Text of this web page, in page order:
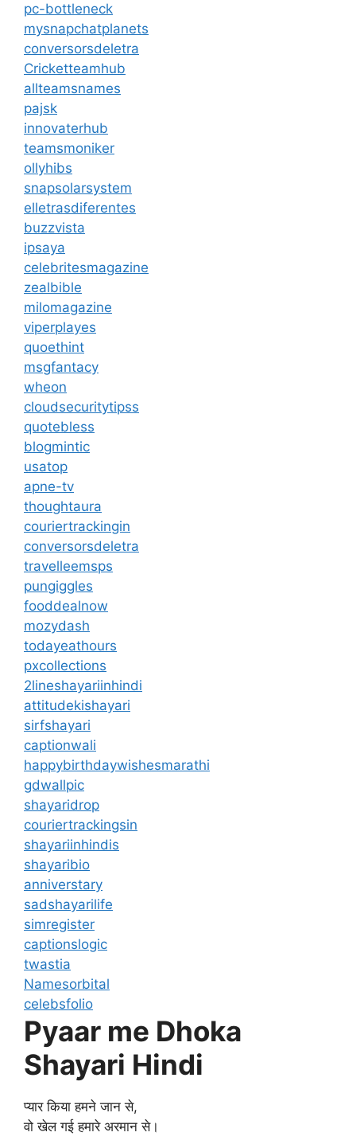
pc-bottleneck
mysnapchatplanets
conversorsdeletra
Cricketteamhub
allteamsnames
pajsk
innovaterhub
teamsmoniker
ollyhibs
snapsolarsystem
elletrasdiferentes
buzzvista
ipsaya
celebritesmagazine
zealbible
milomagazine
viperplayes
quoethint
msgfantacy
wheon
cloudsecuritytipss
quotebless
blogmintic
usatop
apne-tv
thoughtaura
couriertrackingin
conversorsdeletra
travelleemsps
pungiggles
fooddealnow
mozydash
todayeathours
pxcollections
2lineshayariinhindi
attitudekishayari
sirfshayari
captionwali
happybirthdaywishesmarathi
gdwallpic
shayaridrop
couriertrackingsin
shayariinhindis
shayaribio
anniverstary
sadshayarilife
simregister
captionslogic
twastia
Namesorbital
celebsfolio
Pyaar me Dhoka
Shayari Hindi
प्यार किया हमने जान से,
वो खेल गई हमारे अरमान से।